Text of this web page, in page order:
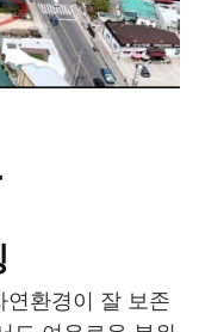
연환경이 잘 보존